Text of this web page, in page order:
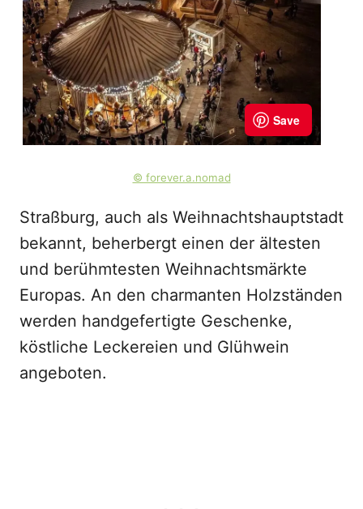
© forever.a.nomad
Straßburg, auch als Weihnachtshauptstadt
bekannt, beherbergt einen der ältesten
und berühmtesten Weihnachtsmärkte
Europas. An den charmanten Holzständen
werden handgefertigte Geschenke,
köstliche Leckereien und Glühwein
angeboten.